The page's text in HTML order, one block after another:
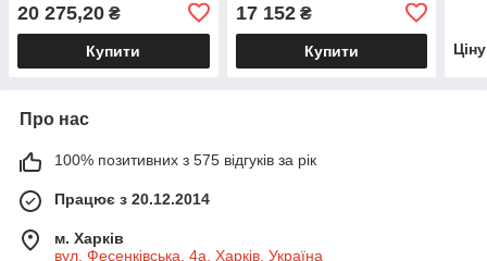
20 275,20 ₴
Купити
17 152₴
Купити
Про нас
100% позитивних з 575 відгуків за рік
Працює з 20.12.2014
м. Харків
вул. Фесенківська, 4а, Харків, Україна